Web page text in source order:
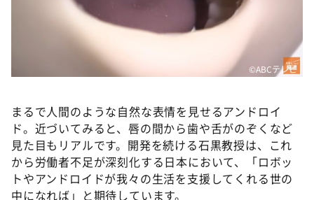
©ABCテレビ
まるで人間のような自然な表情を見せるアンドロイ
ド。近づいてみると、唇の間から歯や舌がのぞくなど
見た目もリアルです。開発を続ける石黒教授は、これ
から労働者不足が深刻化する日本において、「ロボッ
トやアンドロイドが我々の生活を支援してくれる世の
中になれば」と期待しています。